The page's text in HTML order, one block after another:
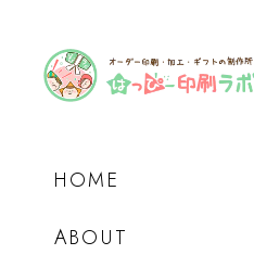
HOME
ABOUT